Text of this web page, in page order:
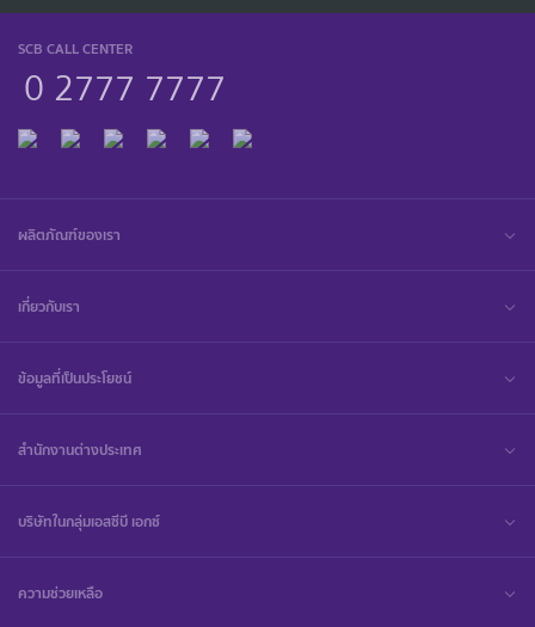
SCB CALL CENTER
0 2777 7777
ผลิตภัณฑ์ของเรา
เกี่ยวกับเรา
ข้อมูลที่เป็นประโยชน์
สำนักงานต่างประเทศ
บริษัทในกลุ่มเอสซีบี เอกซ์
ความช่วยเหลือ